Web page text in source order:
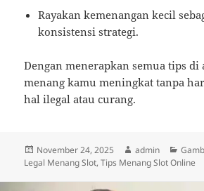
Rayakan kemenangan kecil
konsistensi strategi.
Dengan menerapkan semua tips di
menang kamu meningkat tanpa
hal ilegal atau curang.
Diposkan
pada
November 24, 2025 Penulis
admin
Legal Menang Slot,Tips Menang Slot Online